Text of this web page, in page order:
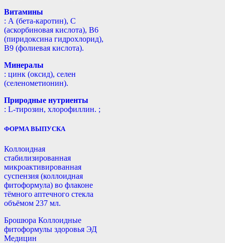
Витамины
: А (бета-каротин), С
(аскорбиновая кислота), B6
(пиридоксина гидрохлорид),
B9 (фолиевая кислота).
Минералы
: цинк (оксид), селен
(селенометионин).
Природные нутриенты
: L-тирозин, хлорофиллин. ;
ФОРМА ВЫПУСКА
Коллоидная
стабилизированная
микроактивированная
суспензия (коллоидная
фитоформула) во флаконе
тёмного аптечного стекла
объёмом 237 мл.
Брошюра Коллоидные
фитоформулы здоровья ЭД
Медицин